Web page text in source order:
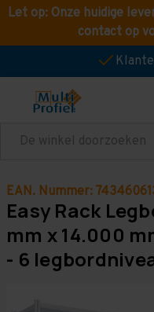
Let op: Onze huidige
contact op
Zoeken
EAN. Nummer:
Easy Rack
mm x 14.000
- 6